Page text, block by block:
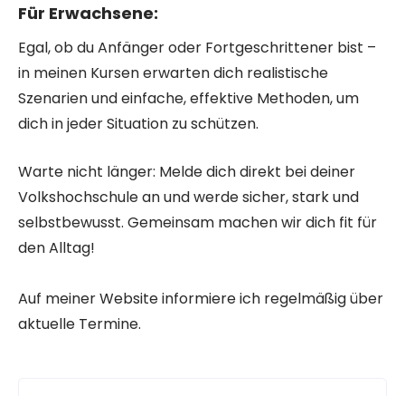
Für Erwachsene:
Egal, ob du Anfänger oder Fortgeschrittener bist –
in meinen Kursen erwarten dich realistische
Szenarien und einfache, effektive Methoden, um
dich in jeder Situation zu schützen.
Warte nicht länger: Melde dich direkt bei deiner
Volkshochschule an und werde sicher, stark und
selbstbewusst. Gemeinsam machen wir dich fit für
den Alltag!
Auf meiner Website informiere ich regelmäßig über
aktuelle Termine.